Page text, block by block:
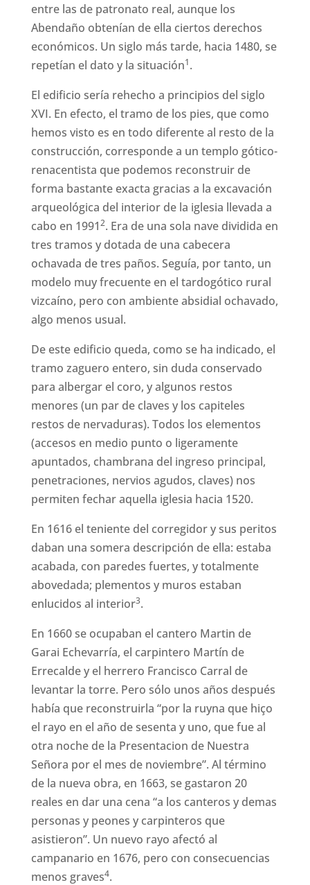
entre las de patronato real, aunque los
Abendaño obtenían de ella ciertos derechos
económicos. Un siglo más tarde, hacia 1480, se
repetían el dato y la situación1.
El edificio sería rehecho a principios del siglo
XVI. En efecto, el tramo de los pies, que como
hemos visto es en todo diferente al resto de la
construcción, corresponde a un templo gótico-
renacentista que podemos reconstruir de
forma bastante exacta gracias a la excavación
arqueológica del interior de la iglesia llevada a
cabo en 19912. Era de una sola nave dividida en
tres tramos y dotada de una cabecera
ochavada de tres paños. Seguía, por tanto, un
modelo muy frecuente en el tardogótico rural
vizcaíno, pero con ambiente absidial ochavado,
algo menos usual.
De este edificio queda, como se ha indicado, el
tramo zaguero entero, sin duda conservado
para albergar el coro, y algunos restos
menores (un par de claves y los capiteles
restos de nervaduras). Todos los elementos
(accesos en medio punto o ligeramente
apuntados, chambrana del ingreso principal,
penetraciones, nervios agudos, claves) nos
permiten fechar aquella iglesia hacia 1520.
En 1616 el teniente del corregidor y sus peritos
daban una somera descripción de ella: estaba
acabada, con paredes fuertes, y totalmente
abovedada; plementos y muros estaban
enlucidos al interior3.
En 1660 se ocupaban el cantero Martin de
Garai Echevarría, el carpintero Martín de
Errecalde y el herrero Francisco Carral de
levantar la torre. Pero sólo unos años después
había que reconstruirla “por la ruyna que hiço
el rayo en el año de sesenta y uno, que fue al
otra noche de la Presentacion de Nuestra
Señora por el mes de noviembre”. Al término
de la nueva obra, en 1663, se gastaron 20
reales en dar una cena “a los canteros y demas
personas y peones y carpinteros que
asistieron”. Un nuevo rayo afectó al
campanario en 1676, pero con consecuencias
menos graves4.